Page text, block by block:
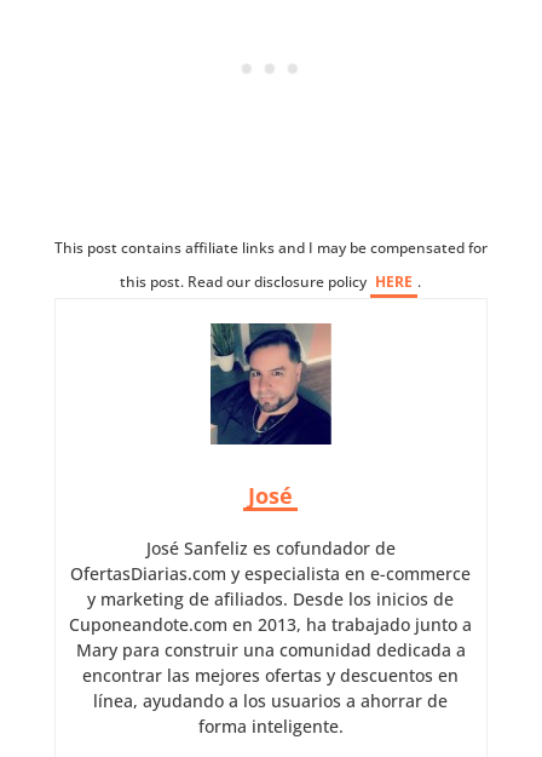
This post contains affiliate links and I may be compensated for
this post. Read our disclosure policy HERE .
José
José Sanfeliz es cofundador de
OfertasDiarias.com y especialista en e-commerce
y marketing de afiliados. Desde los inicios de
Cuponeandote.com en 2013, ha trabajado junto a
Mary para construir una comunidad dedicada a
encontrar las mejores ofertas y descuentos en
línea, ayudando a los usuarios a ahorrar de
forma inteligente.